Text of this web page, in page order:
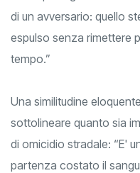
di un avversario: quello
espulso senza rimettere
tempo.”
Una similitudine
sottolineare quanto sia
di omicidio stradale: “E'
partenza costato il